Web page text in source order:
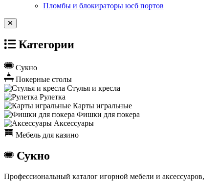
Пломбы и блокираторы юсб портов
Категории
Сукно
Покерные столы
Стулья и кресла
Рулетка
Карты игральные
Фишки для покера
Аксессуары
Мебель для казино
Сукно
Профессиональный каталог игорной мебели и аксессуаров,